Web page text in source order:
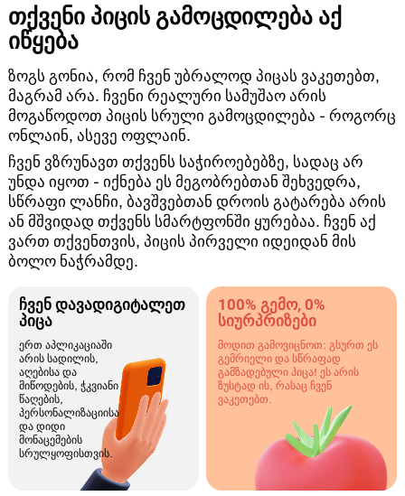
თქვენი პიცის გამოცდილება აქ
იწყება
ზოგს გონია, რომ ჩვენ უბრალოდ პიცას ვაკეთებთ,
მაგრამ არა. ჩვენი რეალური სამუშაო არის
მოგაწოდოთ პიცის სრული გამოცდილება - როგორც
ონლაინ, ასევე ოფლაინ.
ჩვენ ვზრუნავთ თქვენს საჭიროებებზე, სადაც არ
უნდა იყოთ - იქნება ეს მეგობრებთან შეხვედრა,
სწრაფი ლანჩი, ბავშვებთან დროის გატარება არის
ან მშვიდად თქვენს სმარტფონში ყურებაა. ჩვენ აქ
ვართ თქვენთვის, პიცის პირველი იდეიდან მის
ბოლო ნაჭრამდე.
ჩვენ დავადიგიტალეთ
პიცა
ერთ აპლიკაციაში
არის სადილის,
აღებისა და
მიწოდების, ჭკვიანი
წაღების,
პერსონალიზაციისა
და დიდი
მონაცემების
სრულყოფისთვის.
100% გემო, 0%
სიურპრიზები
მოდით გამოვიცნოთ: გსურთ ეს
გემრიელი და სწრაფად
გამზადებული პიცა! ეს არის
ზუსტად ის, რასაც ჩვენ
ვაკეთებთ.